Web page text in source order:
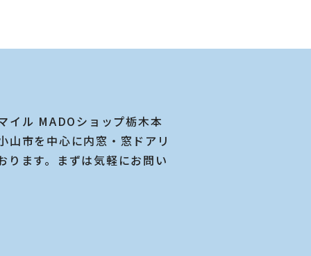
イル MADOショップ栃木本
山市を中心に内窓・窓ドアリ
ります。まずは気軽にお問い